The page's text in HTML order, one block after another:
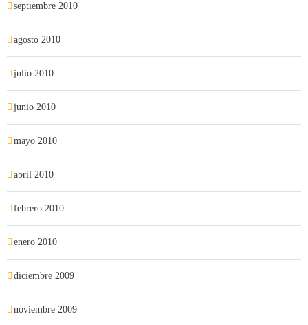
septiembre 2010
agosto 2010
julio 2010
junio 2010
mayo 2010
abril 2010
febrero 2010
enero 2010
diciembre 2009
noviembre 2009